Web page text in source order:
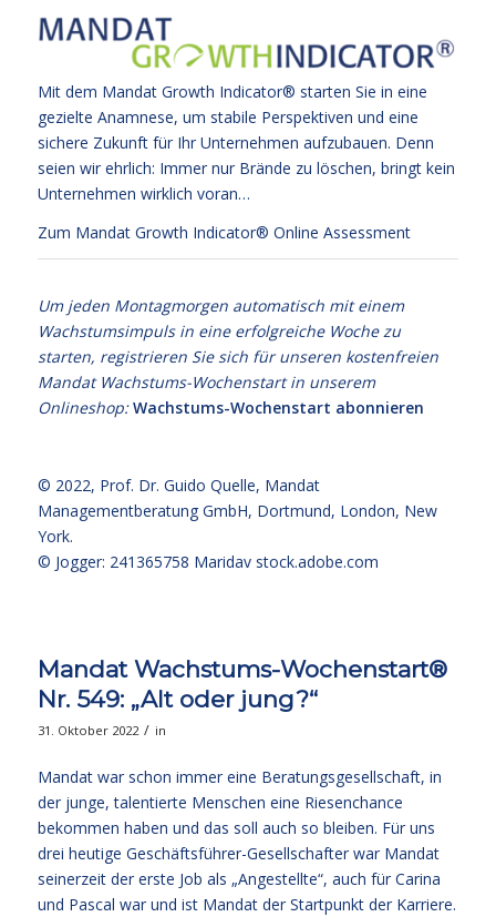
Mit dem Mandat Growth Indicator® starten Sie in eine
gezielte Anamnese, um stabile Perspektiven und eine
sichere Zukunft für Ihr Unternehmen aufzubauen. Denn
seien wir ehrlich: Immer nur Brände zu löschen, bringt kein
Unternehmen wirklich voran…
Zum Mandat Growth Indicator® Online Assessment
Um jeden Montagmorgen automatisch mit einem
Wachstumsimpuls in eine erfolgreiche Woche zu
starten, registrieren Sie sich für unseren kostenfreien
Mandat Wachstums-Wochenstart in unserem
Onlineshop:Wachstums-Wochenstart abonnieren
© 2022, Prof. Dr. Guido Quelle, Mandat
Managementberatung GmbH, Dortmund, London, New
York.
© Jogger: 241365758 Maridav stock.adobe.com
Mandat Wachstums-Wochenstart®
Nr. 549: „Alt oder jung?“
31. Oktober 2022 / in
Mandat war schon immer eine Beratungsgesellschaft, in
der junge, talentierte Menschen eine Riesenchance
bekommen haben und das soll auch so bleiben. Für uns
drei heutige Geschäftsführer-Gesellschafter war Mandat
seinerzeit der erste Job als „Angestellte“, auch für Carina
und Pascal war und ist Mandat der Startpunkt der Karriere.